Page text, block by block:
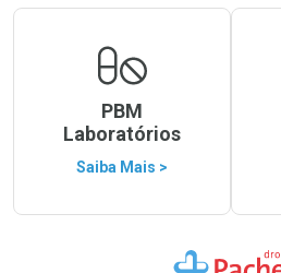
PBM
Laboratórios
Saiba Mais >
Ir para a Home